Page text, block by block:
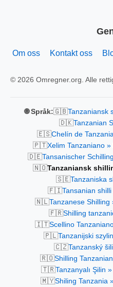
Om oss Kontakt oss
© 2026 Omregner.org. Alle
🌐 Språk:🇬🇧Tanzaniansk
🇩🇰Tanzanian
🇪🇸Chelín de
🇵🇹Xelim Tanzaniano
🇩🇪Tansanischer
🇳🇴Tanzaniansk
🇸🇪Tanzaniska
🇫🇮Tansanian
🇳🇱Tanzanese Shilling
🇫🇷Shilling
🇮🇹Scellino
🇵🇱Tanzanijski
🇨🇿Tanzanský
🇷🇴Shilling
🇹🇷Tanzanyalı Şilin
🇲🇾Shiling Tanzania